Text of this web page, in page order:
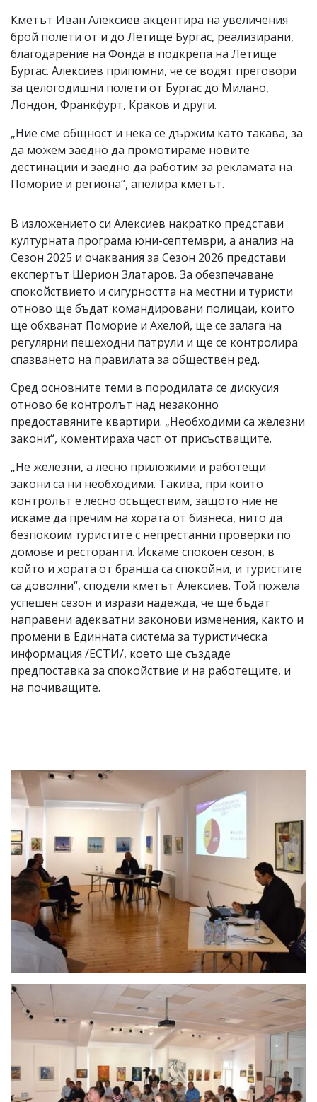
Кметът Иван Алексиев акцентира на увеличения
брой полети от и до Летище Бургас, реализирани,
благодарение на Фонда в подкрепа на Летище
Бургас. Алексиев припомни, че се водят преговори
за целогодишни полети от Бургас до Милано,
Лондон, Франкфурт, Краков и други.
„Ние сме общност и нека се държим като такава, за
да можем заедно да промотираме новите
дестинации и заедно да работим за рекламата на
Поморие и региона“, апелира кметът.
В изложението си Алексиев накратко представи
културната програма юни-септември, а анализ на
Сезон 2025 и очаквания за Сезон 2026 представи
експертът Щерион Златаров. За обезпечаване
спокойствието и сигурността на местни и туристи
отново ще бъдат командировани полицаи, които
ще обхванат Поморие и Ахелой, ще се залага на
регулярни пешеходни патрули и ще се контролира
спазването на правилата за обществен ред.
Сред основните теми в породилата се дискусия
отново бе контролът над незаконно
предоставяните квартири. „Необходими са железни
закони“, коментираха част от присъстващите.
„Не железни, а лесно приложими и работещи
закони са ни необходими. Такива, при които
контролът е лесно осъществим, защото ние не
искаме да пречим на хората от бизнеса, нито да
безпокоим туристите с непрестанни проверки по
домове и ресторанти. Искаме спокоен сезон, в
който и хората от бранша са спокойни, и туристите
са доволни“, сподели кметът Алексиев. Той пожела
успешен сезон и изрази надежда, че ще бъдат
направени адекватни законови изменения, както и
промени в Единната система за туристическа
информация /ЕСТИ/, което ще създаде
предпоставка за спокойствие и на работещите, и
на почиващите.